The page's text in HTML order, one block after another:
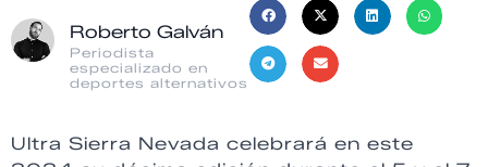
Roberto Galván
Periodista
especializado en
deportes alternativos
Ultra Sierra Nevada celebrará en este